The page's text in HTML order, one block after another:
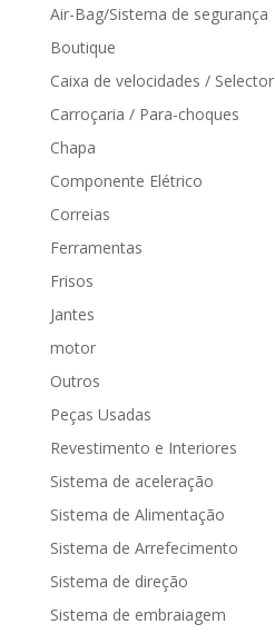
Air-Bag/Sistema de segurança
Boutique
Caixa de velocidades / Selector
Carroçaria / Para-choques
Chapa
Componente Elétrico
Correias
Ferramentas
Frisos
Jantes
motor
Outros
Peças Usadas
Revestimento e Interiores
Sistema de aceleração
Sistema de Alimentação
Sistema de Arrefecimento
Sistema de direção
Sistema de embraiagem